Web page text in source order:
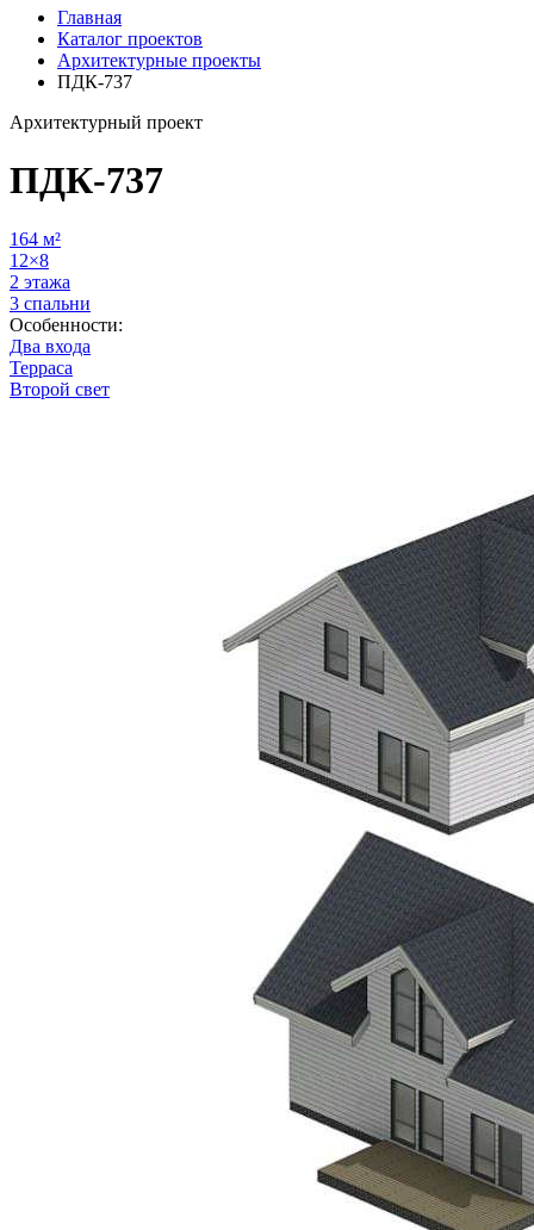
Главная
Каталог проектов
Архитектурные проекты
ПДК-737
Архитектурный проект
ПДК-737
164 м²
12×8
2 этажа
3 спальни
Особенности:
Два входа
Терраса
Второй свет